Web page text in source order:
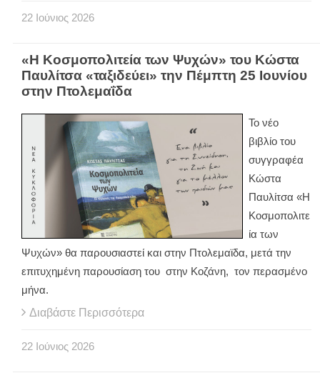
22 Ιούνιος 2026
«Η Κοσμοπολιτεία των Ψυχών» του Κώστα
Παυλίτσα «ταξιδεύει» την Πέμπτη 25 Ιουνίου
στην Πτολεμαΐδα
Το νέο
βιβλίο του
συγγραφέα
Κώστα
Παυλίτσα «Η
Κοσμοπολιτε
ία των
Ψυχών» θα παρουσιαστεί και στην Πτολεμαϊδα, μετά την
επιτυχημένη παρουσίαση του στην Κοζάνη, τον περασμένο
μήνα.
Διαβάστε Περισσότερα
22 Ιούνιος 2026